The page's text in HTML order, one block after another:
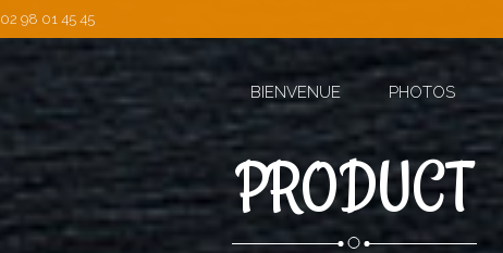
02 98 01 45 45
BIENVENUE PHOTOS
PRODUCT